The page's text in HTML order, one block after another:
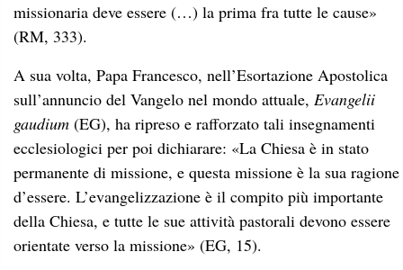
missionaria deve essere (…) la prima fra tutte le cause»
(RM, 333).
A sua volta, Papa Francesco, nell’Esortazione Apostolica
sull’annuncio del Vangelo nel mondo attuale, Evangelii
gaudium (EG), ha ripreso e rafforzato tali insegnamenti
ecclesiologici per poi dichiarare: «La Chiesa è in stato
permanente di missione, e questa missione è la sua ragione
d’essere. L’evangelizzazione è il compito più importante
della Chiesa, e tutte le sue attività pastorali devono essere
orientate verso la missione» (EG, 15).